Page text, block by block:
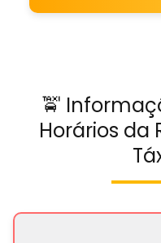
🚖
Horários da